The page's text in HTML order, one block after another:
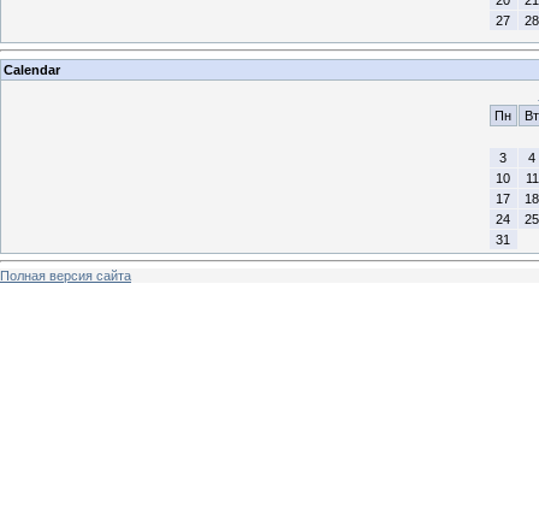
27
28
Calendar
Пн
Вт
3
4
10
11
17
18
24
25
31
Полная версия сайта